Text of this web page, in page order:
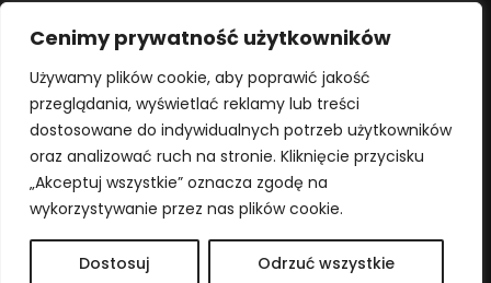
Cenimy prywatność użytkowników
Używamy plików cookie, aby poprawić jakość
przeglądania, wyświetlać reklamy lub treści
dostosowane do indywidualnych potrzeb użytkowników
oraz analizować ruch na stronie. Kliknięcie przycisku
„Akceptuj wszystkie” oznacza zgodę na
wykorzystywanie przez nas plików cookie.
Dostosuj Odrzuć wszystkie
Audiobooki
Komiksy
Streszczenia
Cytaty
Kontakt